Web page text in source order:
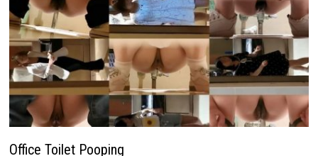
Office Toilet Pooping